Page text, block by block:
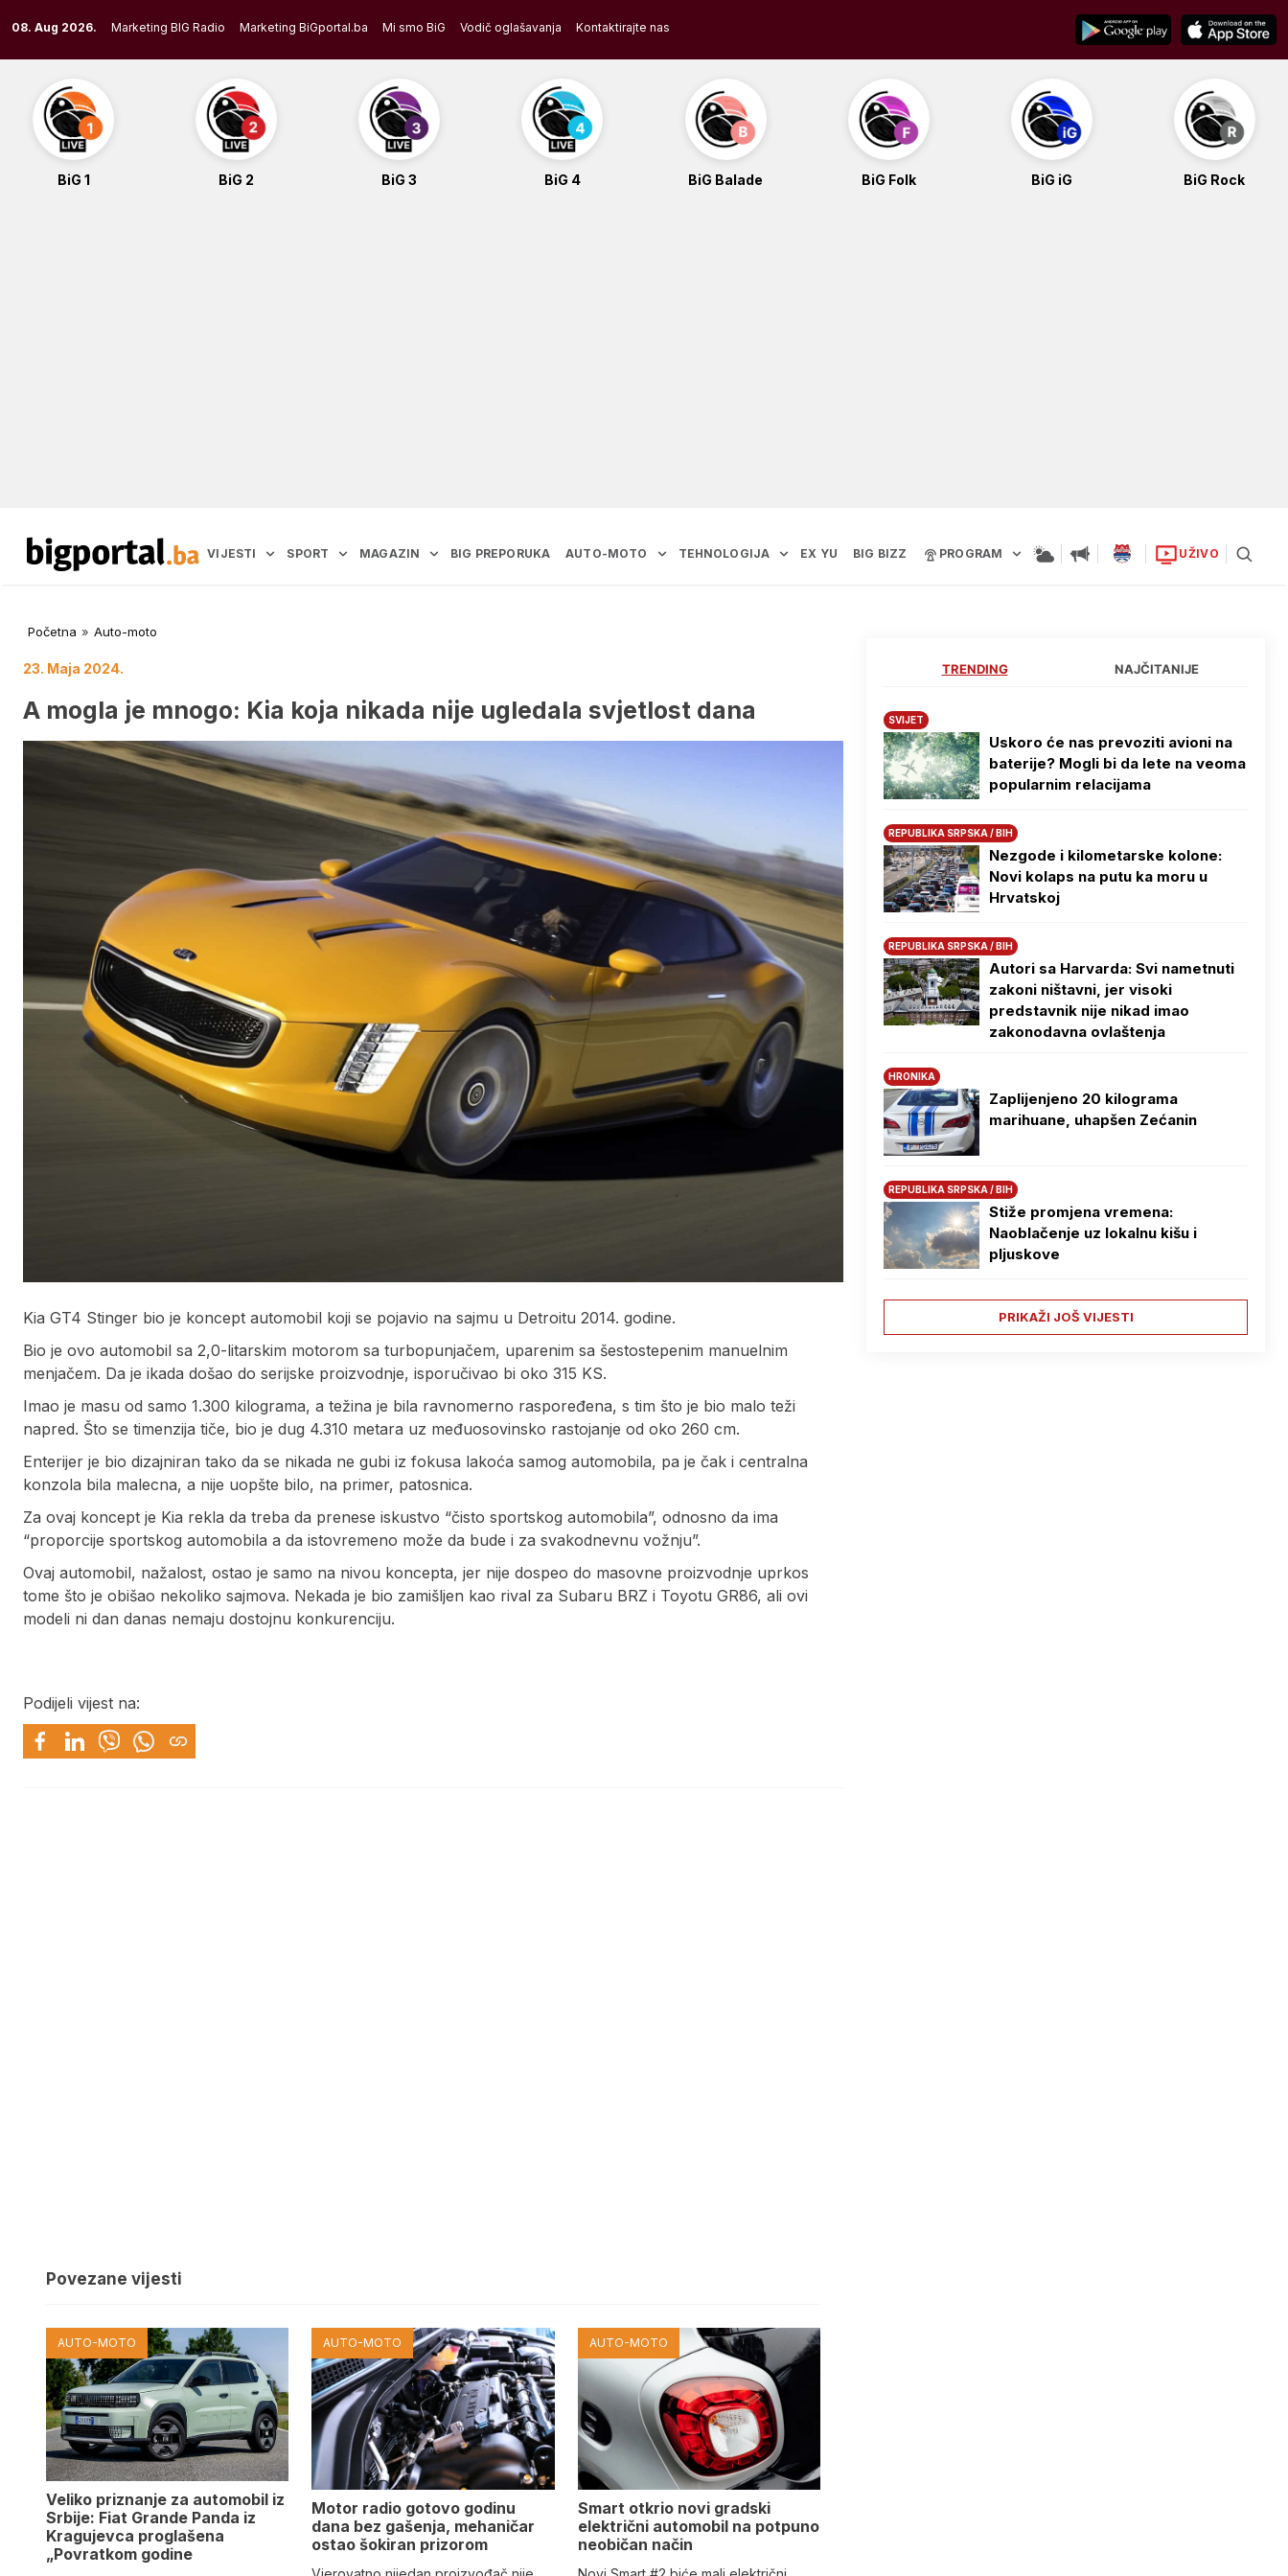
to
content
08. Aug 2026. Marketing BIG Radio Marketing BiGportal.ba Mi smo BiG Vodič oglašavanja Kontaktirajte nas
BiG 1 BiG 2 BiG 3 BiG 4 BiG Balade BiG Folk BiG iG BiG Rock
VIJESTI SPORT MAGAZIN BIG PREPORUKA AUTO-MOTO TEHNOLOGIJA EX YU BIG BIZZ PROGRAM UŽIVO
Početna » Auto-moto
23. Maja 2024.
A mogla je mnogo: Kia koja nikada nije ugledala svjetlost dana
Kia GT4 Stinger bio je koncept automobil koji se pojavio na sajmu u Detroitu 2014. godine.
Bio je ovo automobil sa 2,0-litarskim motorom sa turbopunjačem, uparenim sa šestostepenim manuelnim
menjačem. Da je ikada došao do serijske proizvodnje, isporučivao bi oko 315 KS.
Imao je masu od samo 1.300 kilograma, a težina je bila ravnomerno raspoređena, s tim što je bio malo teži
napred. Što se timenzija tiče, bio je dug 4.310 metara uz međuosovinsko rastojanje od oko 260 cm.
Enterijer je bio dizajniran tako da se nikada ne gubi iz fokusa lakoća samog automobila, pa je čak i centralna
konzola bila malecna, a nije uopšte bilo, na primer, patosnica.
Za ovaj koncept je Kia rekla da treba da prenese iskustvo “čisto sportskog automobila”, odnosno da ima
“proporcije sportskog automobila a da istovremeno može da bude i za svakodnevnu vožnju”.
Ovaj automobil, nažalost, ostao je samo na nivou koncepta, jer nije dospeo do masovne proizvodnje uprkos
tome što je obišao nekoliko sajmova. Nekada je bio zamišljen kao rival za Subaru BRZ i Toyotu GR86, ali ovi
modeli ni dan danas nemaju dostojnu konkurenciju.
Podijeli vijest na:
Povezane vijesti
AUTO-MOTO
Veliko priznanje za automobil iz
Srbije: Fiat Grande Panda iz
Kragujevca proglašena
„Povratkom godine
AUTO-MOTO
Motor radio gotovo godinu
dana bez gašenja, mehaničar
ostao šokiran prizorom
AUTO-MOTO
Smart otkrio novi gradski
električni automobil na potpuno
neobičan način
TRENDING NAJČITANIJE
SVIJET
Uskoro će nas prevoziti avioni na
baterije? Mogli bi da lete na veoma
popularnim relacijama
REPUBLIKA SRPSKA / BIH
Nezgode i kilometarske kolone:
Novi kolaps na putu ka moru u
Hrvatskoj
REPUBLIKA SRPSKA / BIH
Autori sa Harvarda: Svi nametnuti
zakoni ništavni, jer visoki
predstavnik nije nikad imao
zakonodavna ovlaštenja
HRONIKA
Zaplijenjeno 20 kilograma
marihuane, uhapšen Zećanin
REPUBLIKA SRPSKA / BIH
Stiže promjena vremena:
Naoblačenje uz lokalnu kišu i
pljuskove
PRIKAŽI JOŠ VIJESTI